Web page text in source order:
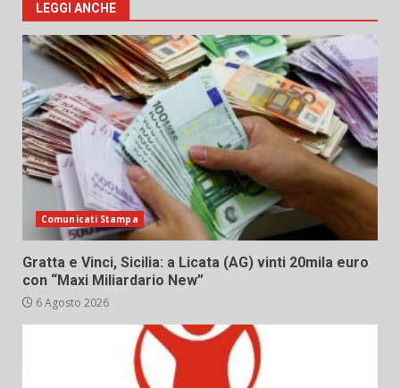
LEGGI ANCHE
Comunicati Stampa
Gratta e Vinci, Sicilia: a Licata (AG) vinti 20mila euro
con “Maxi Miliardario New”
6 Agosto 2026